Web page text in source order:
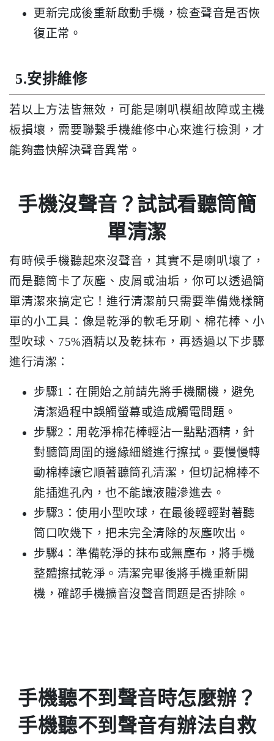
更新完成後重新啟動手機，檢查聲音是否恢
復正常。
5.安排維修
若以上方法皆無效，可能是喇叭模組故障或主機
板損壞，需要聯繫手機維修中心來進行檢測，才
能夠盡快解決聲音異常。
手機沒聲音？試試看聽筒簡
單清潔
有時候手機聽起來沒聲音，其實不是喇叭壞了，
而是聽筒卡了灰塵、皮屑或油垢，你可以透過簡
單清潔來搞定它！進行清潔前只需要準備幾樣簡
單的小工具：像是乾淨的軟毛牙刷、棉花棒、小
型吹球、75%酒精以及乾抹布，再透過以下步驟
進行清潔：
步驟1：在開始之前請先將手機關機，避免
清潔過程中誤觸螢幕或造成觸電問題。
步驟2：用乾淨棉花棒輕沾一點點酒精，針
對聽筒周圍的邊緣細縫進行擦拭。要慢慢轉
動棉棒讓它順著聽筒孔清潔，但切記棉棒不
能插進孔內，也不能讓液體滲進去。
步驟3：使用小型吹球，在最後輕輕對著聽
筒口吹幾下，把未完全清除的灰塵吹出。
步驟4：準備乾淨的抹布或無塵布，將手機
整體擦拭乾淨。清潔完畢後將手機重新開
機，確認手機擴音沒聲音問題是否排除。
手機聽不到聲音時怎麼辦？
手機聽不到聲音有辦法自救